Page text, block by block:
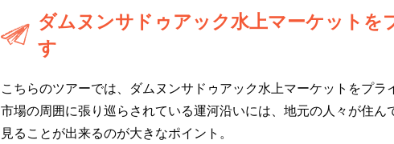
ダムヌンサドゥアック水上マーケットを
す
こちらのツアーでは、ダムヌンサドゥアック水上マーケットをプ
市場の周囲に張り巡らされている運河沿いには、地元の人々が住
見ることが出来るのが大きなポイント。